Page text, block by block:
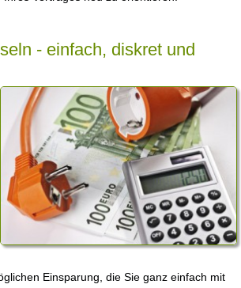
- einfach, diskret und
Einsparung, die Sie ganz einfach mit